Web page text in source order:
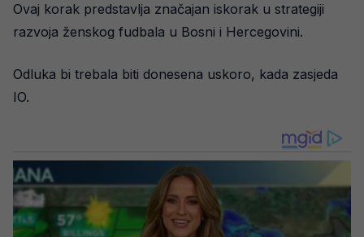
Ovaj korak predstavlja značajan iskorak u strategiji
razvoja ženskog fudbala u Bosni i Hercegovini.
Odluka bi trebala biti donesena uskoro, kada zasjeda
IO.